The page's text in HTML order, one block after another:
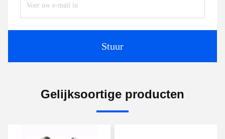
Stuur
Gelijksoortige producten